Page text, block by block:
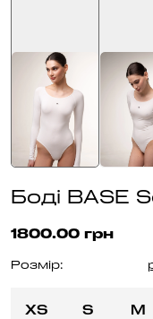
Боді BASE
1800.00 грн
Розмір:
XS S M